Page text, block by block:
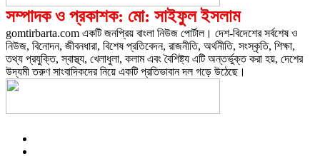
সম্পাদক ও প্রকাশক: মো: সাইফুল ইসলাম
gomtirbarta.com একটি জনপ্রিয় বাংলা নিউজ পোর্টাল। দেশ-বিদেশের সর্বশেষ ও
নিউজ, বিনোদন, জীবনধারা, বিশেষ প্রতিবেদন, রাজনীতি, অর্থনীতি, সংস্কৃতি, শিক্ষা,
তথ্য প্রযুক্তি, স্বাস্থ্য, খেলাধুলা, কলাম এবং বৈশিষ্ট্য এটি অন্তর্ভুক্ত করা হয়, দেশের
উদ্যমী তরুণ সাংবাদিকদের নিয়ে একটি প্রতিভাবান দল গড়ে উঠেছে।